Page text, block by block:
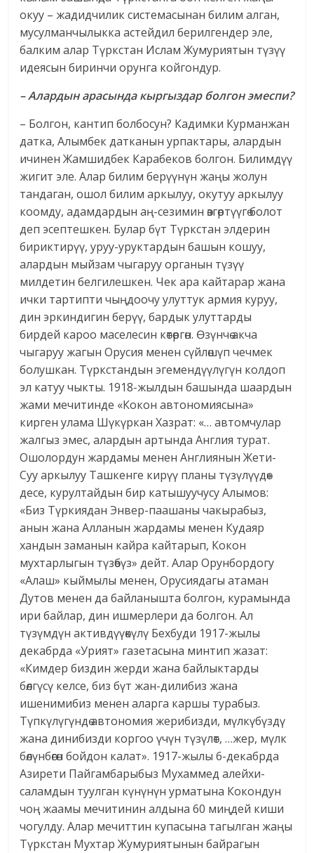
окуу – жадидчилик системасынан билим алган,
мусулманчылыкка астейдил берилгендер эле,
балким алар Түркстан Ислам Жумуриятын түзүү
идеясын биринчи орунга койгондур.
– Алардын арасында кыргыздар болгон эмеспи?
– Болгон, кантип болбосун? Кадимки Курманжан
датка, Алымбек датканын урпактары, алардын
ичинен Жамшидбек Карабеков болгон. Билимдүү
жигит эле. Алар билим берүүнүн жаңы жолун
тандаган, ошол билим аркылуу, окутуу аркылуу
коомду, адамдардын аң-сезимин өзгөртүүгө болот
деп эсептешкен. Булар бүт Түркстан элдерин
бириктирүү, уруу-уруктардын башын кошуу,
алардын мыйзам чыгаруу органын түзүү
милдетин белгилешкен. Чек ара кайтарар жана
ички тартипти чыңдоочу улуттук армия куруу,
дин эркиндигин берүү, бардык улуттарды
бирдей кароо маселесин көтөргөн. Өзүнчө акча
чыгаруу жагын Орусия менен сүйлөшүп чечмек
болушкан. Түркстандын эгемендүүлүгүн колдоп
эл катуу чыкты. 1918-жылдын башында шаардын
жами мечитинде «Кокон автономиясына»
кирген улама Шүкүркан Хазрат: «… автомчулар
жалгыз эмес, алардын артында Англия турат.
Ошолордун жардамы менен Англиянын Жети-
Суу аркылуу Ташкенге кирүү планы түзүлүүдө»
десе, курултайдын бир катышуучусу Алымов:
«Биз Түркиядан Энвер-паашаны чакырабыз,
анын жана Алланын жардамы менен Кудаяр
хандын заманын кайра кайтарып, Кокон
мухтарлыгын түзөбүз» дейт. Алар Орунбордогу
«Алаш» кыймылы менен, Орусиядагы атаман
Дутов менен да байланышта болгон, курамында
ири байлар, дин ишмерлери да болгон. Ал
түзүмдүн активдүүөкүлү Бехбуди 1917-жылы
декабрда «Урият» газетасына минтип жазат:
«Кимдер биздин жерди жана байлыктарды
бөлгүсү келсе, биз бүт жан-дилибиз жана
ишенимибиз менен аларга каршы турабыз.
Түпкүлүгүндө автономия жерибизди, мүлкүбүздү
жана динибизди коргоо үчүн түзүлөт, …жер, мүлк
бөлүнбөгөн бойдон калат». 1917-жылы 6-декабрда
Азирети Пайгамбарыбыз Мухаммед алейхи-
саламдын туулган күнүнүн урматына Кокондун
чоң жаамы мечитинин алдына 60 миңдей киши
чогулду. Алар мечиттин купасына тагылган жаңы
Түркстан Мухтар Жумуриятынын байрагын